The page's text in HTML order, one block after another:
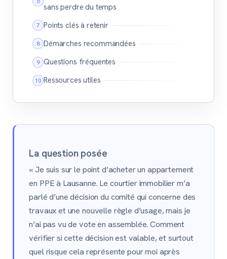
sans perdre du temps
Points clés à retenir
Démarches recommandées
Questions fréquentes
Ressources utiles
La question posée
« Je suis sur le point d’acheter un appartement
en PPE à Lausanne. Le courtier immobilier m’a
parlé d’une décision du comité qui concerne des
travaux et une nouvelle règle d’usage, mais je
n’ai pas vu de vote en assemblée. Comment
vérifier si cette décision est valable, et surtout
quel risque cela représente pour moi après